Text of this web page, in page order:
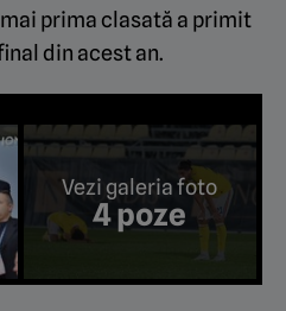
prima clasată a primit
din acest an.
Vezi galeria foto
4 poze